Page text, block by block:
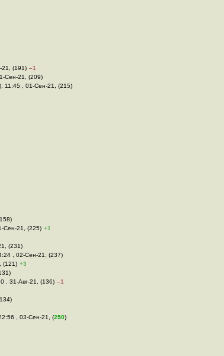
21, (191) –1
Сен-21, (209)
11:45 , 01-Сен-21, (215)
Сен-21, (225) +1
(231)
, 02-Сен-21, (237)
(121) +3
, 31-Авг-21, (136) –1
, 03-Сен-21, (250)